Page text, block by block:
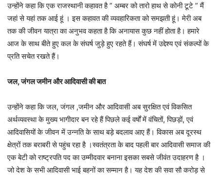
उन्होंने कहा कि एक राजस्थानी कहावत है ” अम्बर को तारो हाथ से कोनी टूटे ” मैं
जहां से यहां तक आई हूं । इस कहावत की व्यवहारिकता को समझती हूं। मेरी अब
तक की जीवन यात्रा का अनुभव कहता है कि अनायास कुछ नहीं होता है। हमारे
आज के साथ बीते हुए कल के संघर्ष जुड़े हुए रहते हैं। संघर्ष में उद्देश्य एवं संकल्पों के
प्रति सचेत रखते हैं।
जल, जंगल जमीन और आदिवासी की बात
उन्होंने कहा कि जल, जंगल ,जमीन और आदिवासी अब सुरक्षित एवं विकसित
अर्थव्यवस्था के मुख्य भागीदार बन रहे हैं पिछले कई वर्षों में वंचितों, पिछड़ों, एवं
आदिवासियों के जीवन में उन्नति के साथ बड़े बदलाव आए हैं। विकास अब दूरस्थ
क्षेत्रों तक बराबरी से पहुंच रहा है ।स्वतंत्रता के बाद पहली बार आदिवासी समाज की
एक बेटी को राष्ट्रपति पद का उम्मीदवार बनाना इसका सबसे जीवंत उदाहरण है ।
जो देश के सभी आदिवासी भाई बहनों का सम्मान है। यह देश की सवा सौ करोड़ से